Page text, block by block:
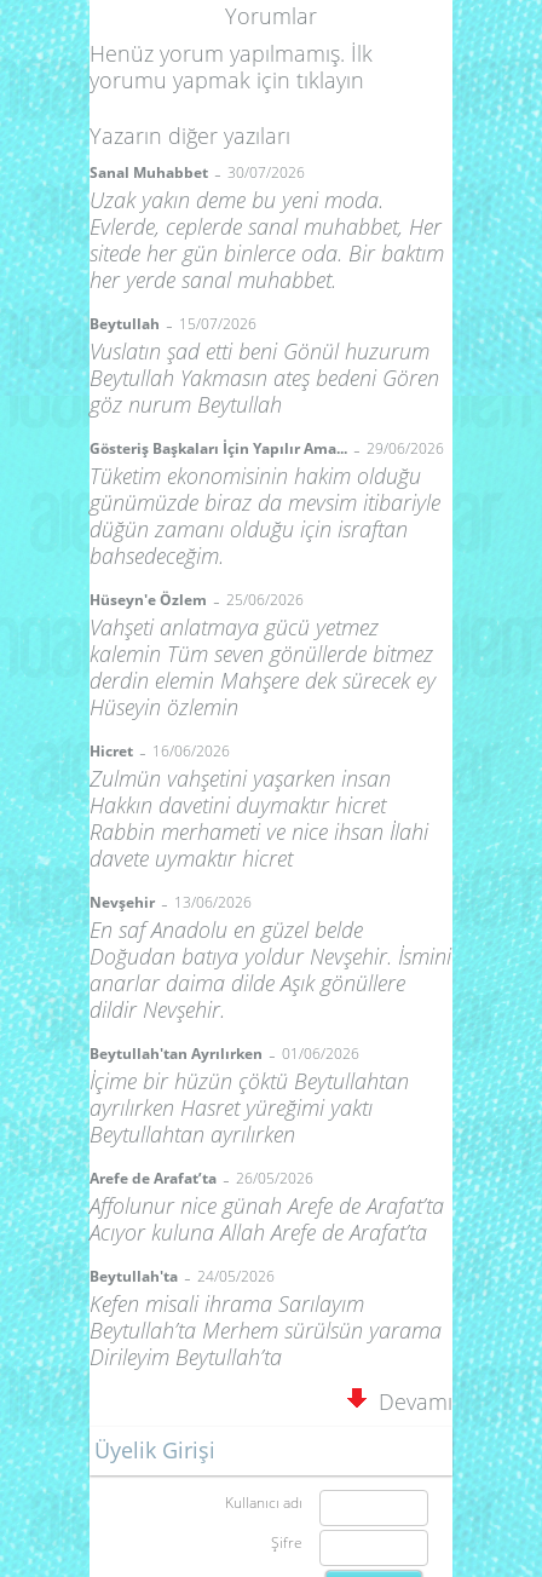
Yorumlar
Henüz yorum yapılmamış. İlk
yorumu yapmak için tıklayın
Yazarın diğer yazıları
Sanal Muhabbet - 30/07/2026
Uzak yakın deme bu yeni moda.
Evlerde, ceplerde sanal muhabbet, Her
sitede her gün binlerce oda. Bir baktım
her yerde sanal muhabbet.
Beytullah - 15/07/2026
Vuslatın şad etti beni Gönül huzurum
Beytullah Yakmasın ateş bedeni Gören
göz nurum Beytullah
Gösteriş Başkaları İçin Yapılır Ama... - 29/06/2026
Tüketim ekonomisinin hakim olduğu
günümüzde biraz da mevsim itibariyle
düğün zamanı olduğu için israftan
bahsedeceğim.
Hüseyn'e Özlem - 25/06/2026
Vahşeti anlatmaya gücü yetmez
kalemin Tüm seven gönüllerde bitmez
derdin elemin Mahşere dek sürecek ey
Hüseyin özlemin
Hicret - 16/06/2026
Zulmün vahşetini yaşarken insan
Hakkın davetini duymaktır hicret
Rabbin merhameti ve nice ihsan İlahi
davete uymaktır hicret
Nevşehir - 13/06/2026
En saf Anadolu en güzel belde
Doğudan batıya yoldur Nevşehir. İsmini
anarlar daima dilde Aşık gönüllere
dildir Nevşehir.
Beytullah'tan Ayrılırken - 01/06/2026
İçime bir hüzün çöktü Beytullahtan
ayrılırken Hasret yüreğimi yaktı
Beytullahtan ayrılırken
Arefe de Arafat’ta - 26/05/2026
Affolunur nice günah Arefe de Arafat’ta
Acıyor kuluna Allah Arefe de Arafat’ta
Beytullah'ta - 24/05/2026
Kefen misali ihrama Sarılayım
Beytullah’ta Merhem sürülsün yarama
Dirileyim Beytullah’ta
Devamı
Üyelik Girişi
Kullanıcı adı
Şifre